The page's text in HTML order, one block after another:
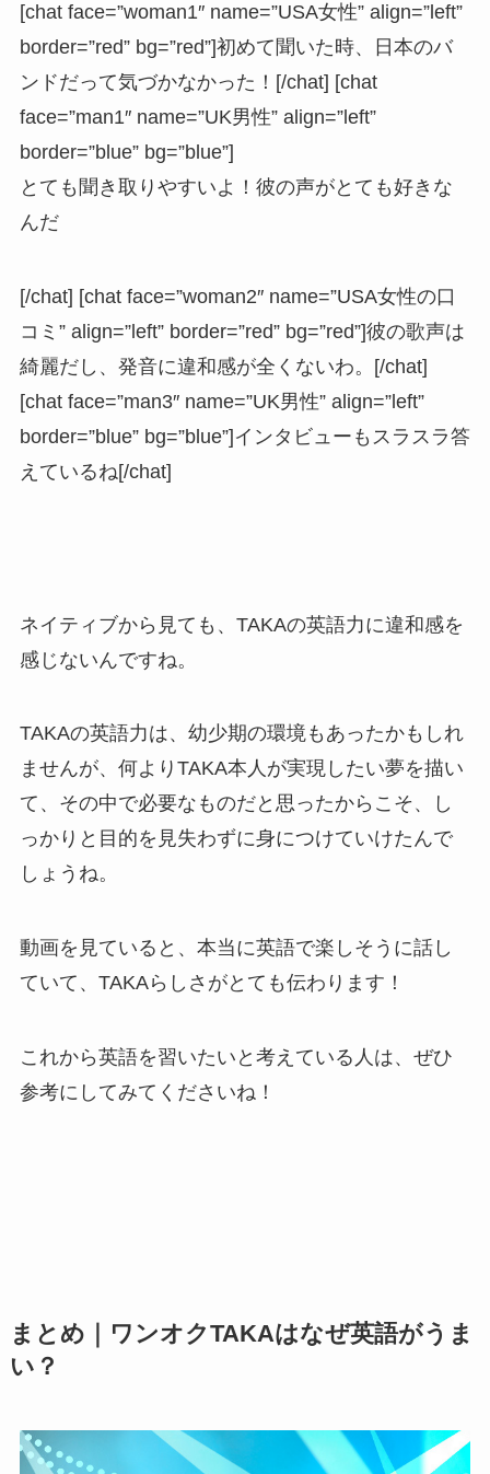
[chat face=”woman1″ name=”USA女性” align=”left”
border=”red” bg=”red”]初めて聞いた時、日本のバ
ンドだって気づかなかった！[/chat] [chat
face=”man1″ name=”UK男性” align=”left”
border=”blue” bg=”blue”]
とても聞き取りやすいよ！彼の声がとても好きな
んだ
[/chat] [chat face=”woman2″ name=”USA女性の口
コミ” align=”left” border=”red” bg=”red”]彼の歌声は
綺麗だし、発音に違和感が全くないわ。[/chat]
[chat face=”man3″ name=”UK男性” align=”left”
border=”blue” bg=”blue”]インタビューもスラスラ答
えているね[/chat]
ネイティブから見ても、TAKAの英語力に違和感を
感じないんですね。
TAKAの英語力は、幼少期の環境もあったかもしれ
ませんが、何よりTAKA本人が実現したい夢を描い
て、その中で必要なものだと思ったからこそ、し
っかりと目的を見失わずに身につけていけたんで
しょうね。
動画を見ていると、本当に英語で楽しそうに話し
ていて、TAKAらしさがとても伝わります！
これから英語を習いたいと考えている人は、ぜひ
参考にしてみてくださいね！
まとめ｜ワンオクTAKAはなぜ英語がうま
い？